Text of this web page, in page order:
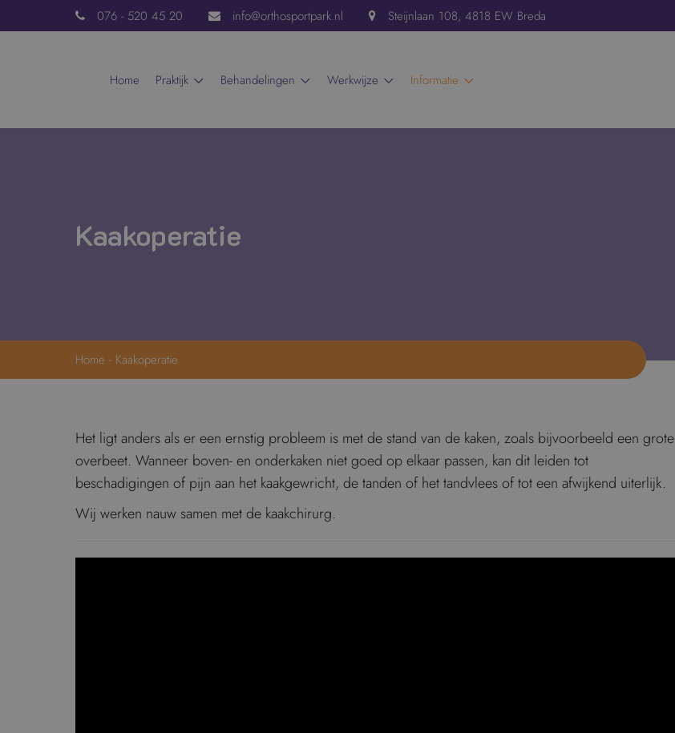
076 - 520 45 20 info@orthosportpark.nl Steijnlaan 108, 4818 EW Breda
home praktijk behandelingen werkwijze informatie
Kaakoperatie
Home - Kaakoperatie
Het ligt anders als er een ernstig probleem is met de stand van de kaken, zoals bijvoorbeeld een grote
overbeet. Wanneer boven- en onderkaken niet goed op elkaar passen, kan dit leiden tot
beschadigingen of pijn aan het kaakgewricht, de tanden of het tandvlees of tot een afwijkend uiterlijk.
Wij werken nauw samen met de kaakchirurg.